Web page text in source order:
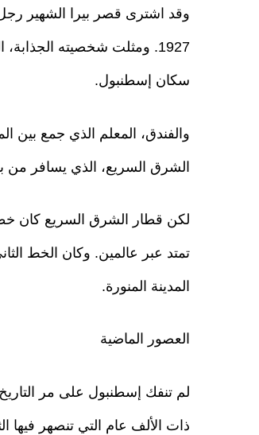
وقد اشترى قصر بيرا الشهير رجل
1927. ومثلت شخصيته
سكان إسطنبول.
الشرق السريع، الذي يسافر من
لكن قطار الشرق السريع كان
تمتد عبر عالمين. وكان الخط
المدينة المنورة.
العصور الماضية
لم تنفك إسطنبول على مر التاريخ
ذات الألف عام التي تنصهر فيها